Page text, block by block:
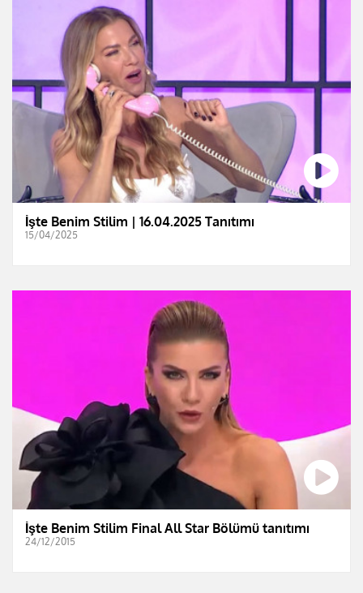
İşte Benim Stilim | 16.04.2025 Tanıtımı
15/04/2025
İşte Benim Stilim Final All Star Bölümü tanıtımı
24/12/2015